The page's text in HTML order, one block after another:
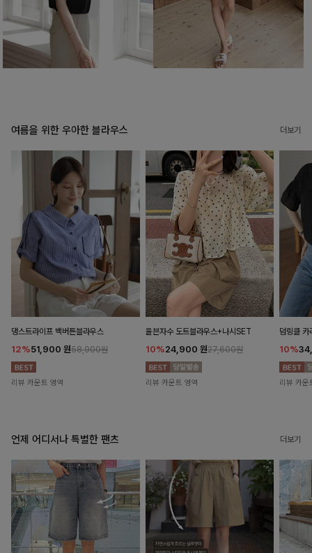
여름을 위한 우아한 블라우스 더보기
댕스트라이프 백버튼블라우스
12%51,900 원58,900원
리뷰 카운트 영역
율븐자수 도트블라우스+나시SET
10%24,900 원27,600원
리뷰 카운트 영역
덤링클 카
10%
리뷰 카운
언제 어디서나 특별한 팬츠 더보기